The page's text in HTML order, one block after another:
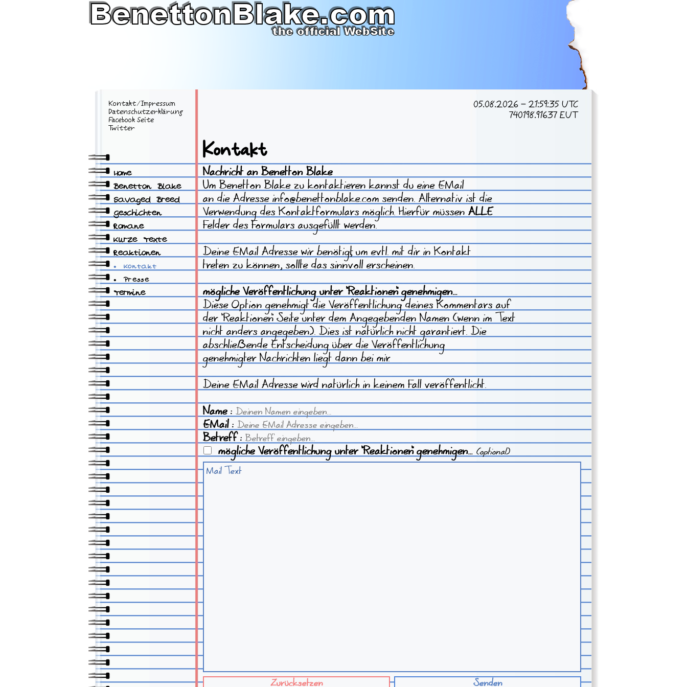
Kontakt⁄Impressum
Datenschutzerklärung
Facebook Seite
Twitter
Kontakt
05.08.2026 - 21:59:35 UTC
740198.91637 EUT
Home
Benetton Blake
Savaged Breed
Geschichten
Romane
Kurze Texte
Reaktionen
• Kontakt
•Presse
Termine
Nachricht an Benetton Blake
Um Benetton Blake zu kontaktieren kannst du eine E-Mail
an die Adresseinfo@benettonblake.comsenden. Alternativ ist die
Verwendung des Kontaktformulars möglich. Hierfür müssenALLE
Felder des Formulars ausgefüllt werden.
Deine E-Mail Adresse wir benötigt, um evtl. mit dir in Kontakt
treten zu können, sollte das sinnvoll erscheinen.
mögliche Veröffentlichung unter "Reaktionen" genehmigen...
Diese Option genehmigt die Veröffentlichung deines Kommentars auf
der "Reaktionen" Seite unter dem Angegebenden Namen (wenn im Text
nicht anders angegeben). Dies ist natürlich nicht garantiert. Die
abschließende Entscheidung über die Veröffentlichung
genehmigter Nachrichten liegt dann bei mir.
Deine E-Mail Adresse wird natürlich in keinem Fall veröffentlicht.
Name :
E-Mail :
Betreff :
mögliche Veröffentlichung unter "Reaktionen" genehmigen...(optional)